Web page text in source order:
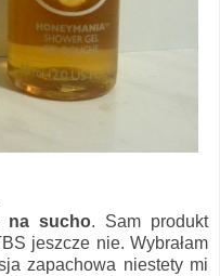
na sucho. Sam produkt
jeszcze nie. Wybrałam
zapachowa niestety mi